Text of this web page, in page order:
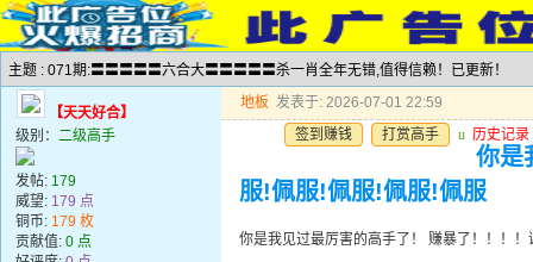
主题 : 071期:〓〓〓〓〓六合大〓〓〓〓〓杀一肖全年无错,值得信赖！已更新！
【天天好合】
级别： 二级高手
发帖: 179
威望: 179 点
铜币: 179 枚
贡献值: 0 点
地板 发表于: 2026-07-01 22:59
签到赚钱
打赏高手 u 历史记录
你是
服!佩服!佩服!佩服!佩服
你是我见过最厉害的高手了！ 赚暴了！！！